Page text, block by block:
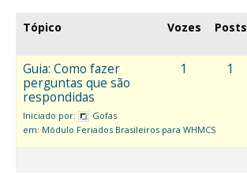
Tópico Vozes Posts
Guia: Como fazer
perguntas que são
respondidas
Iniciado por:
Gofas
em: Módulo Feriados Brasileiros para WHMCS
1 1